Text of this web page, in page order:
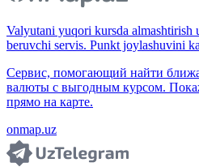
Valyutani yuqori kursda
beruvchi servis. Punkt joylashuvini
Сервис, помогающий найти
валюты с выгодным курсом.
прямо на карте.
onmap.uz